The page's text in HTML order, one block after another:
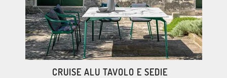
CRUISE ALU TAVOLO E SEDIE